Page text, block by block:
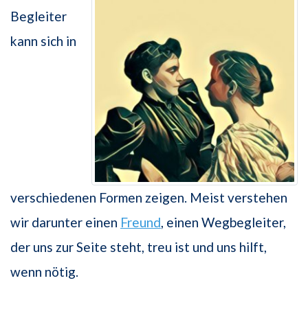
Begleiter
kann sich in
verschiedenen Formen zeigen. Meist verstehen
wir darunter einen Freund , einen Wegbegleiter,
der uns zur Seite steht, treu ist und uns hilft,
wenn nötig.